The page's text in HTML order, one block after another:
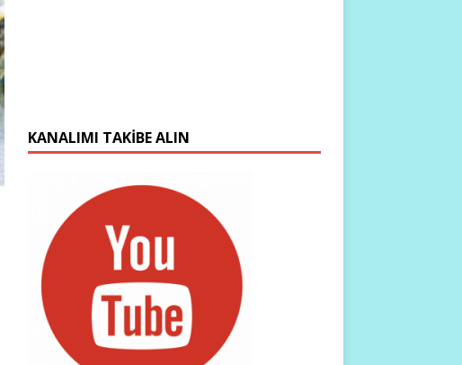
KANALIMI TAKIBE ALIN